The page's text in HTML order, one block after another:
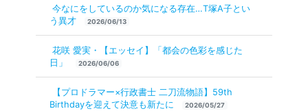
今なにをしているのか気になる存在…T塚A子とい
う異才
2026/06/13
花咲 愛実・【エッセイ】「都会の色彩を感じた
日」
2026/06/06
【プロドラマー×行政書士 二刀流物語】59th
Birthdayを迎えて決意も新たに
2026/05/27